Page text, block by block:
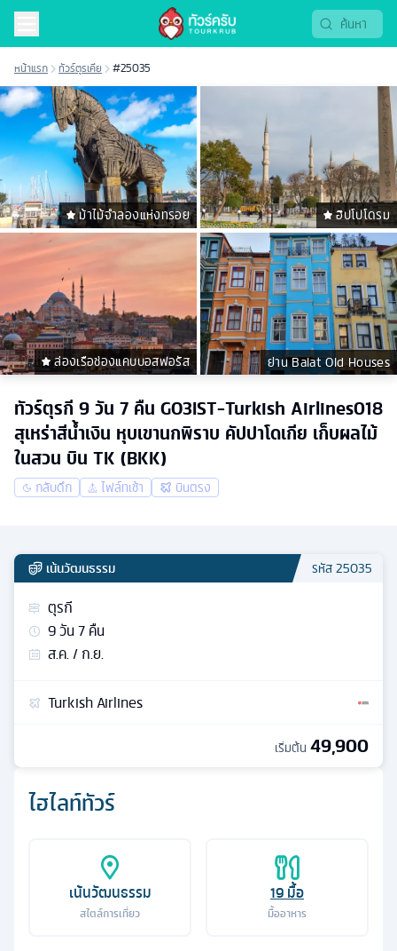
หน้าแรก ทัวร์ตุรเคีย #25035
ม้าไม้จําลองแห่งทรอย ฮิปโปโดรม
ล่องเรือช่องแคบบอสฟอรัส ย่าน Balat Old Houses
ทัวร์ตุรกี 9 วัน 7 คืน GO3IST-Turkish Airlines018
สุเหร่าสีน้ำเงิน หุบเขานกพิราบ คัปปาโดเกีย เก็บผลไม้
ในสวน บิน TK (BKK)
กลับดึก ไฟล์ทเช้า บินตรง
ไฮไลท์ทัวร์
เน้นวัฒนธรรม
สไตล์การเที่ยว
19มื้อ
มื้ออาหาร
เน้นวัฒนธรรม รหัส25035
ตุรกี
9วัน7คืน
ส.ค. / ก.ย.
Turkish Airlines
เริ่มต้น 49,900